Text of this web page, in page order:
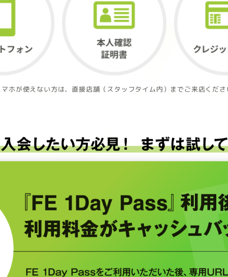
ホが使えない方は、直接店舗（スタッフタイム内）までご来店くださ